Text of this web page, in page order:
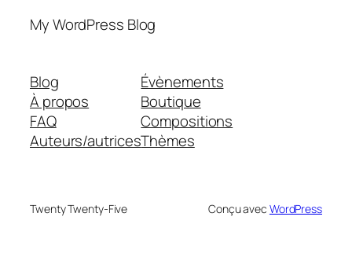
My WordPress Blog
Blog
À propos
FAQ
Auteurs/autrices
Évènements
Boutique
Compositions
Thèmes
Twenty Twenty-Five Conçu avec WordPress